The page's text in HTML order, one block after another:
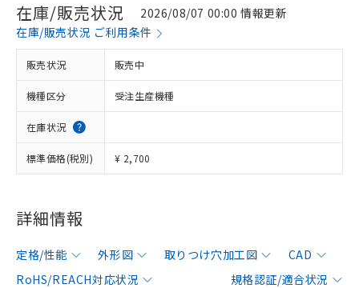
在庫/販売状況
2026/08/07 00:00 情報更新
在庫/販売状況 ご利用条件
販売状況 販売中
機種区分 受注生産機種
在庫状況
標準価格(税別) ¥ 2,700
詳細情報
定格/性能 外形図 取りつけ穴加工図
CAD
RoHS/REACH対応状況
規格認証/適合状況